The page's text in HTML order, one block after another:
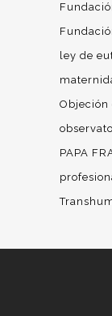
ley de
Objeción
PAPA